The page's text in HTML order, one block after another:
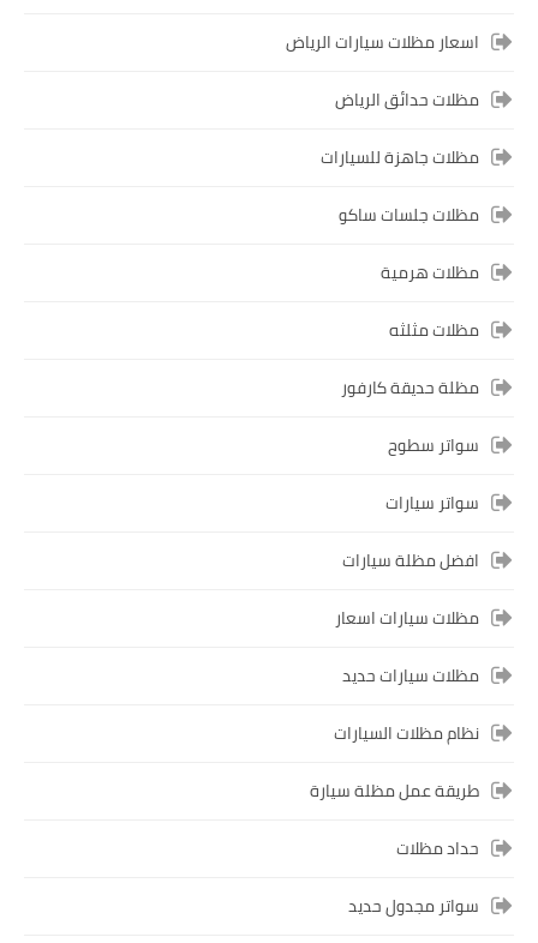
اسعار مظلات سيارات الرياض
مظلات حدائق الرياض
مظلات جاهزة للسيارات
مظلات جلسات ساكو
مظلات هرمية
مظلات مثلثه
مظلة حديقة كارفور
سواتر سطوح
سواتر سيارات
افضل مظلة سيارات
مظلات سيارات اسعار
مظلات سيارات حديد
نظام مظلات السيارات
طريقة عمل مظلة سيارة
حداد مظلات
سواتر مجدول حديد